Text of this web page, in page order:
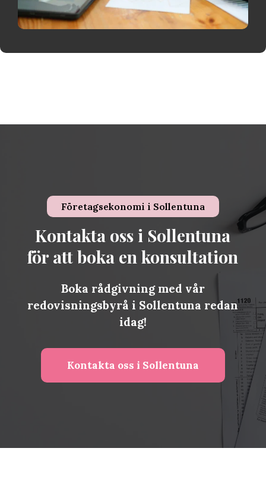
Företagsekonomi i Sollentuna
Kontakta oss i Sollentuna
för att boka en konsultation
Boka rådgivning med vår
redovisningsbyrå i Sollentuna redan
idag!
Kontakta oss i Sollentuna